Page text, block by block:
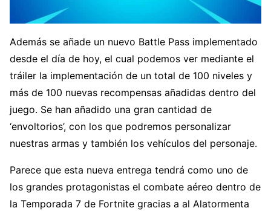
Además se añade un nuevo Battle Pass implementado
desde el día de hoy, el cual podemos ver mediante el
tráiler la implementación de un total de 100 niveles y
más de 100 nuevas recompensas añadidas dentro del
juego. Se han añadido una gran cantidad de
‘envoltorios’, con los que podremos personalizar
nuestras armas y también los vehículos del personaje.
Parece que esta nueva entrega tendrá como uno de
los grandes protagonistas el combate aéreo dentro de
la Temporada 7 de Fortnite gracias a al Alatormenta